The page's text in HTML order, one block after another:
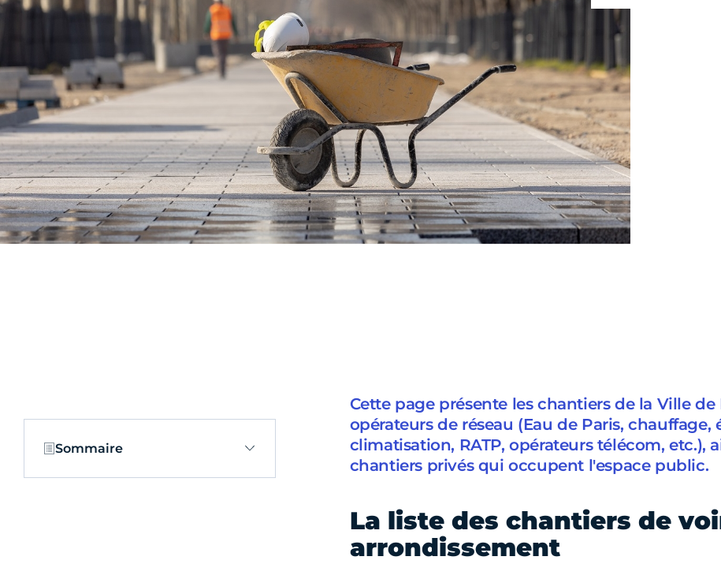
Sommaire
Cette page présente les chantiers de la Ville de
opérateurs de réseau (Eau de Paris, chauffage,
climatisation, RATP, opérateurs télécom, etc.),
chantiers privés qui occupent l'espace public.
La liste des chantiers de
arrondissement